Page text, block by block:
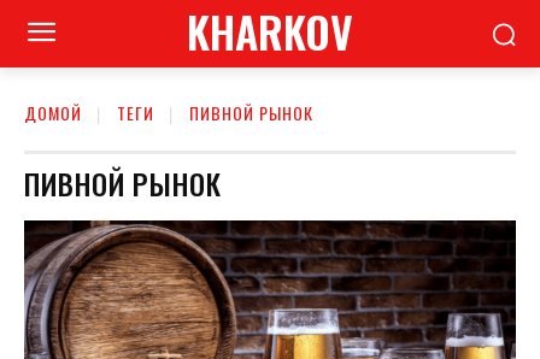
KHARKOV
ДОМОЙ ТЕГИ ПИВНОЙ РЫНОК
ПИВНОЙ РЫНОК